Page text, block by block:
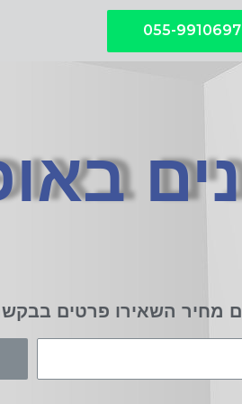
055-9910697
מחיר השאירו פרטים